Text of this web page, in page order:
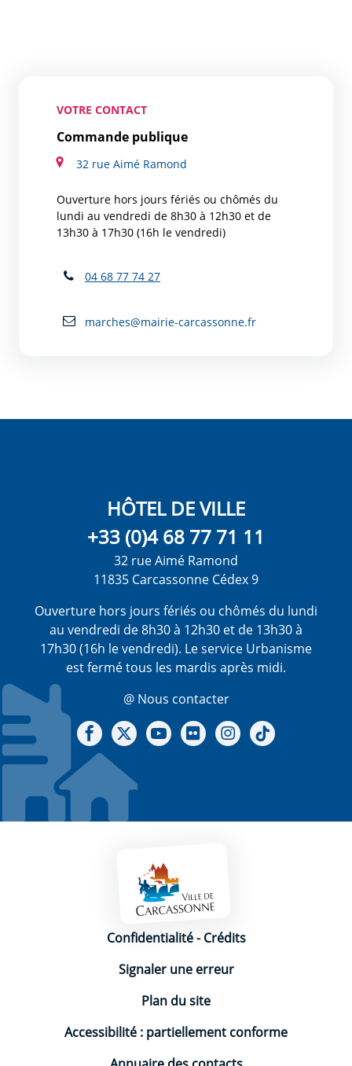
VOTRE CONTACT
Commande publique
32 rue Aimé Ramond
Ouverture hors jours fériés ou chômés du
lundi au vendredi de 8h30 à 12h30 et de
13h30 à 17h30 (16h le vendredi)
04 68 77 74 27
marches@mairie-carcassonne.fr
HÔTEL DE VILLE
+33 (0)4 68 77 71 11
32 rue Aimé Ramond
11835 Carcassonne Cédex 9
Ouverture hors jours fériés ou chômés du lundi
au vendredi de 8h30 à 12h30 et de 13h30 à
17h30 (16h le vendredi). Le service Urbanisme
est fermé tous les mardis après midi.
@ Nous contacter
Notre Facebook
Notre X - (twitter)
Notre chaine Youtube
Notre Gallerie sur Flickr
Notre Instagram
Mentions légales
Confidentialité-Crédits
Signaler une erreur
Plan du site
Accessibilité : partiellement conforme